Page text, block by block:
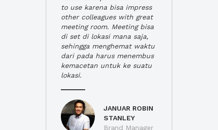
to use karena bisa impress
other colleagues with great
meeting room. Meeting bisa
di set di lokasi mana saja,
sehingga menghemat waktu
dari pada harus menembus
kemacetan untuk ke suatu
lokasi.
JANUAR ROBIN
STANLEY
Brand Manager